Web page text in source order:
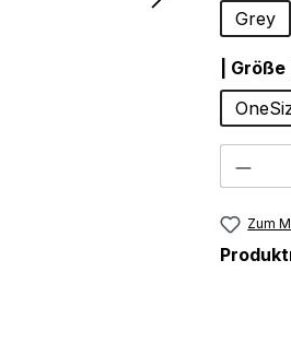
Grey
| Größe |
Zum